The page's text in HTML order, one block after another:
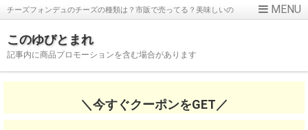
チーズフォンデュのチーズの種類は？市販で売ってる？美味しいの
このゆびとまれ
記事内に商品プロモーションを含む場合があります
＼今すぐクーポンをGET／